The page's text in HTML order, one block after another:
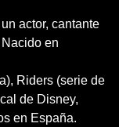
actor, cantante
en
Riders (serie de
de Disney,
en España.